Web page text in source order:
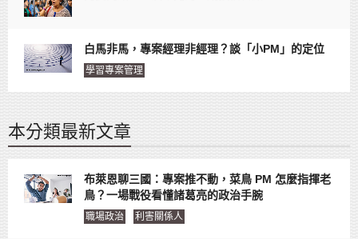
白馬非馬，專案經理非經理？談「小PM」的定位
學習專案管理
本分類最新文章
布萊恩聊三國：專案推不動，菜鳥 PM 怎麼指揮老
鳥？一場戰役看懂諸葛亮的政治手腕
職場政治 利害關係人